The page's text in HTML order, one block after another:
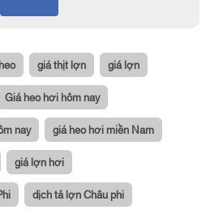
giá thịt lợn giá lợn
Giá heo hơi hôm nay
nay giá heo hơi miền Nam
giá lợn hơi
dịch tả lợn Châu phi